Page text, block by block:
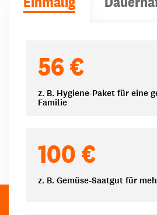
56 €
z. B. Hygiene-Paket für eine
Familie
100 €
z. B. Gemüse-Saatgut für